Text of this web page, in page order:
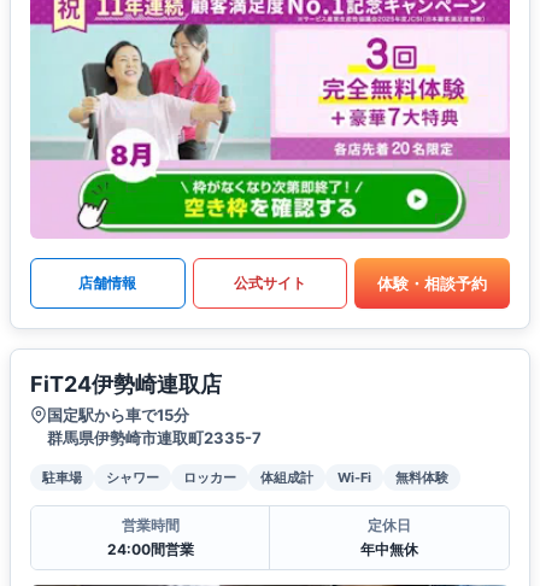
店舗情報 公式サイト 体験・相談予約
FiT24伊勢崎連取店
国定駅から車で15分
群馬県伊勢崎市連取町2335-7
駐車場 シャワー ロッカー 体組成計 Wi-Fi 無料体験
営業時間
24:00間営業
定休日
年中無休